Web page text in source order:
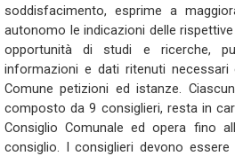
soddisfacimento, esprime a
autonomo le indicazioni delle
opportunità di studi e ricerche,
informazioni e dati ritenuti
Comune petizioni ed istanze.
composto da 9 consiglieri, resta in
Consiglio Comunale ed opera fino
consiglio. I consiglieri devono